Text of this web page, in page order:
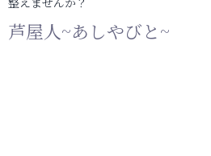
芦屋人~あしやびと~